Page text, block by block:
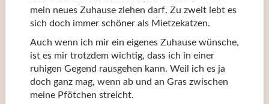
mein neues Zuhause ziehen darf. Zu zweit lebt es
sich doch immer schöner als Mietzekatzen.
Auch wenn ich mir ein eigenes Zuhause wünsche,
ist es mir trotzdem wichtig, dass ich in einer
ruhigen Gegend rausgehen kann. Weil ich es ja
doch ganz mag, wenn ab und an Gras zwischen
meine Pfötchen streicht.